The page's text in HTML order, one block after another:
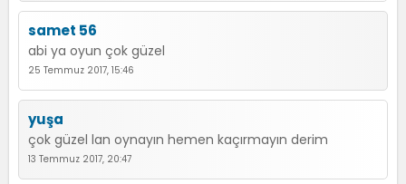
samet 56
abi ya oyun çok güzel
25 Temmuz 2017, 15:46
yuşa
çok güzel lan oynayın hemen kaçırmayın derim
13 Temmuz 2017, 20:47